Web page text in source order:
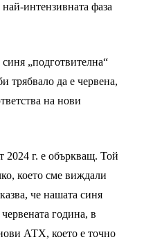
интензивната фаза
„подготвителна“
трябвало да е червена,
на нови
2024 г. е объркващ. Той
което сме виждали
че нашата синя
година, в
АТХ, което е точно